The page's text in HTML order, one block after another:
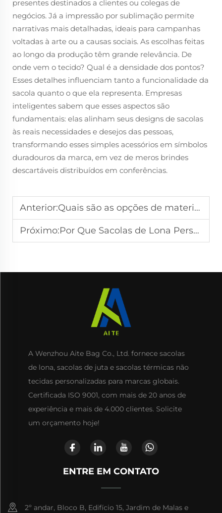
presentes destinados a clientes ou colegas de
negócios. Já a impressão por sublimação permite
narrativas mais detalhadas, ideais para campanhas
voltadas à arte ou a causas sociais. As escolhas feitas
ao longo da produção têm grande relevância. De
onde vem o tecido? Qual é a densidade dos pontos?
Esses detalhes influenciam tanto a funcionalidade da
sacola quanto o que ela representa. Empresas
inteligentes sabem que esses aspectos são
fundamentais: elas alinham seus designs de sacolas
às reais necessidades e desejos das pessoas,
transformando esses simples acessórios em símbolos
duradouros da marca, em vez de meros brindes
descartáveis distribuídos em conferências.
Anterior:Quais são as opções de materiais para sacos com fecho de correr ecológicos
Próximo:Por Que Sacolas de Lona Personalizadas São uma Ferramenta Poderosa para Conscientização da Marca
A Wenzhou Aite Bag Co., Ltd. fornece sacolas
de lona, sacolas de juta e sacolas térmicas não
tecidas personalizadas para marcas globais.
Certificada ISO 9001, com mais de 20 anos de
experiência e mais de 4.000 clientes. Solicite
um orçamento hoje!
ENTRE EM CONTATO
2º andar, Bloco B, Edifício 15, Jardim de Malas e